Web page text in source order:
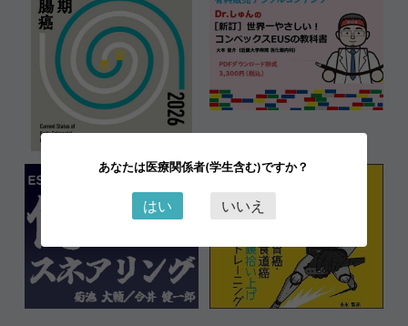
あなたは医療関係者(学生含む)ですか？
はい いいえ